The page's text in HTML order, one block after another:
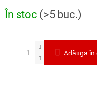
Evaluare
preţ:
În stoc (>5 buc.)
Adăuga în